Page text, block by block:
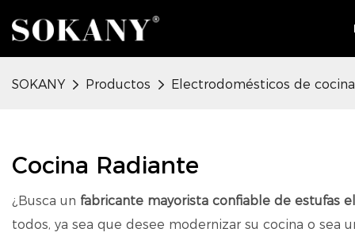
SOKANY Productos Electrodomésticos de cocina
Cocina Radiante
¿Busca un fabricante mayorista confiable de estufas
todos, ya sea que desee modernizar su cocina o sea